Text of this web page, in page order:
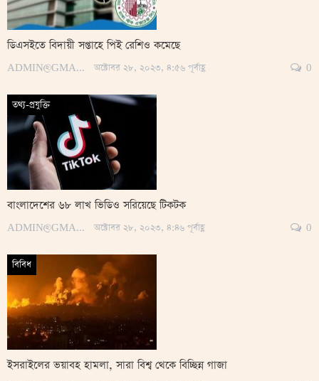
ডিএসইতে বিদায়ী সপ্তাহে পিই রেশিও কমেছে
ADMIN@GMAIL.COM অক্টোবর ২৮, ২০২৩, ৪:৫৬ পূর্বাহ্ণ 0
তথ্য-প্রযুক্তি
বাংলাদেশের ৬৮ লাখ ভিডিও সরিয়েছে টিকটক
ADMIN@GMAIL.COM অক্টোবর ২৮, ২০২৩, ৪:৪৬ পূর্বাহ্ণ 0
বিবিধ
ইসরাইলের ভয়াবহ হামলা, সারা বিশ্ব থেকে বিচ্ছিন্ন গাজা